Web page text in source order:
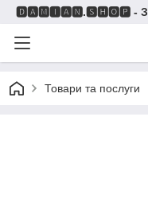
🅳🅰🅼🅸🅰🅽.🆂🅷🅾🅿 -
Товари та послуги